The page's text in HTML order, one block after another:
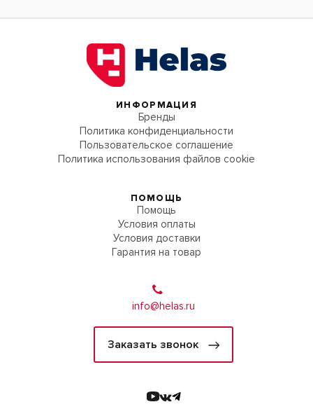
ИНФОРМАЦИЯ
Бренды
Политика конфиденциальности
Пользовательское соглашение
Политика использования файлов cookie
ПОМОЩЬ
Помощь
Условия оплаты
Условия доставки
Гарантия на товар
info@helas.ru
Заказать звонок